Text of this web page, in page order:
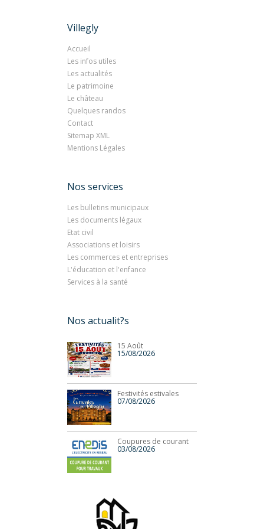
Villegly
Accueil
Les infos utiles
Les actualités
Le patrimoine
Le château
Quelques randos
Contact
Sitemap XML
Mentions Légales
Nos services
Les bulletins municipaux
Les documents légaux
Etat civil
Associations et loisirs
Les commerces et entreprises
L'éducation et l'enfance
Services à la santé
Nos actualit?s
15 Août
15/08/2026
Festivités estivales
07/08/2026
Coupures de courant
03/08/2026